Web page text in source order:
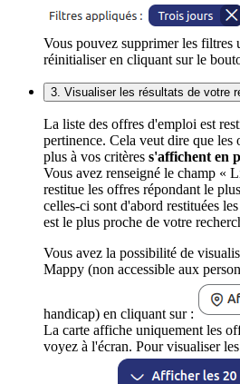
Vous pouvez supprimer les filtres
réinitialiser en cliquant sur le
3. Visualiser les résultats de votre
La liste des offres d'emploi est
pertinence. Cela veut dire que
plus à vos critères s'affichent en
Vous avez renseigné le champ «
restitue les offres répondant le
celles-ci sont d'abord restituées
est le plus proche de votre
Vous avez la possibilité de
Mappy (non accessible aux
handicap) en cliquant sur :
La carte affiche uniquement les
voyez à l'écran. Pour visualiser